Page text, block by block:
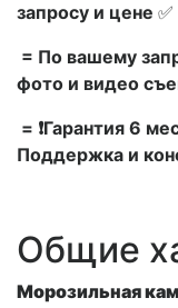
запросу и цене ✅
= По вашему
фото и видео
= ❗Гарантия 6
Поддержка и
Общие
Морозильная